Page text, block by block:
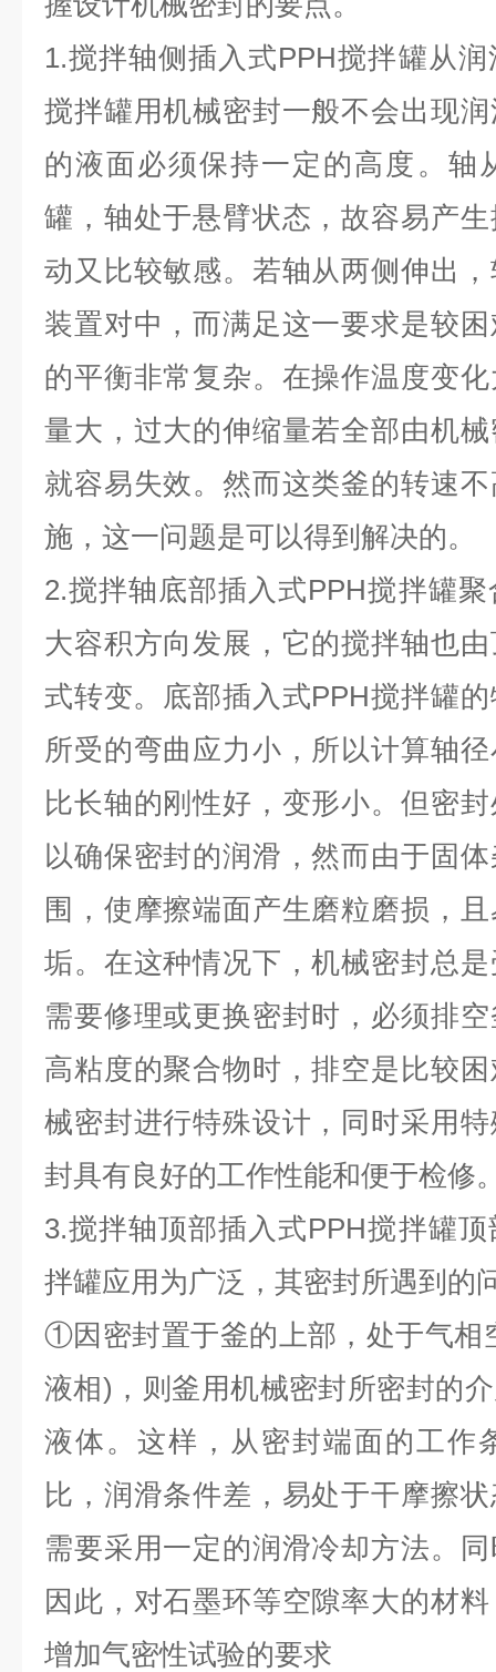
1.搅拌轴侧插入式PPH搅拌罐从
搅拌罐用机械密封一般不会出现
的液面必须保持一定的高度。轴
罐，轴处于悬臂状态，故容易产
动又比较敏感。若轴从两侧伸出
装置对中，而满足这一要求是较
的平衡非常复杂。在操作温度变
量大，过大的伸缩量若全部由机
就容易失效。然而这类釜的转速
施，这一问题是可以得到解决的。
2.搅拌轴底部插入式PPH搅拌罐
大容积方向发展，它的搅拌轴也
式转变。底部插入式PPH搅拌罐
所受的弯曲应力小，所以计算轴
比长轴的刚性好，变形小。但密
以确保密封的润滑，然而由于固
围，使摩擦端面产生磨粒磨损，
垢。在这种情况下，机械密封总
需要修理或更换密封时，必须排
高粘度的聚合物时，排空是比较
械密封进行特殊设计，同时采用
封具有良好的工作性能和便于检修
3.搅拌轴顶部插入式PPH搅拌罐
拌罐应用为广泛，其密封所遇到的
①因密封置于釜的上部，处于气相
液相)，则釜用机械密封所密封的
液体。这样，从密封端面的工作
比，润滑条件差，易处于干摩擦
需要采用一定的润滑冷却方法。
因此，对石墨环等空隙率大的材
增加气密性试验的要求